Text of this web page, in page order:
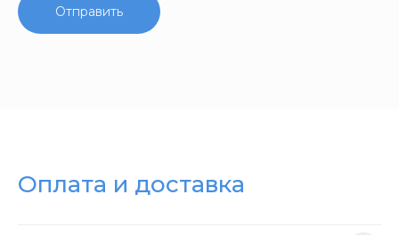
Отправить
Оплата и доставка